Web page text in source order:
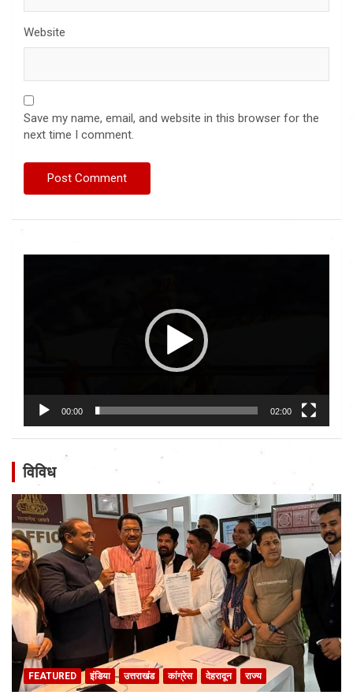
Website
Save my name, email, and website in this browser for the
next time I comment.
00:00 02:00
विविध
FEATURED इंडिया उत्तराखंड कांग्रेस देहरादून राज्य